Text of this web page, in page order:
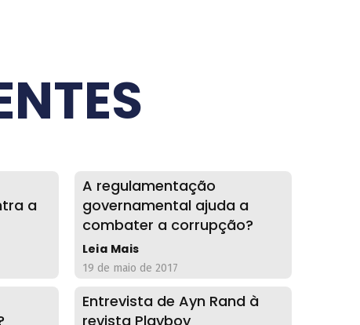
a
A regulamentação
governamental ajuda a
combater a corrupção?
Leia Mais
19 de maio de 2017
Entrevista de Ayn Rand à
revista Playboy